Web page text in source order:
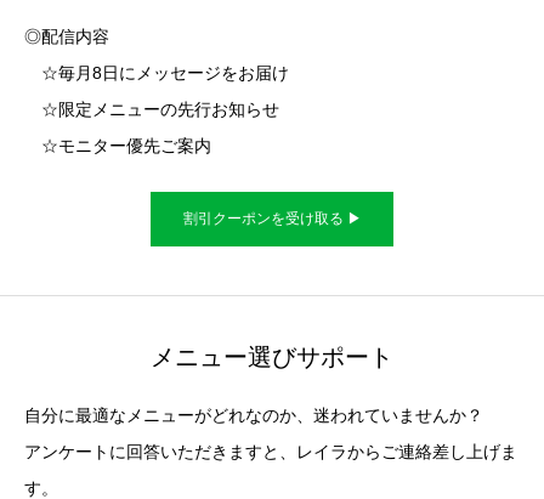
◎配信内容
☆毎月8日にメッセージをお届け
☆限定メニューの先行お知らせ
☆モニター優先ご案内
割引クーポンを受け取る ▶︎
メニュー選びサポート
自分に最適なメニューがどれなのか、迷われていませんか？
アンケートに回答いただきますと、レイラからご連絡差し上げま
す。